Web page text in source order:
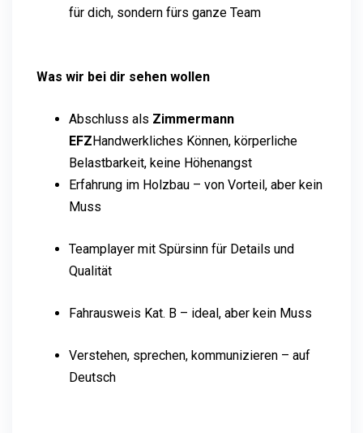
für dich, sondern fürs ganze Team
Was wir bei dir sehen wollen
Abschluss als Zimmermann
EFZHandwerkliches Können, körperliche
Belastbarkeit, keine Höhenangst
Erfahrung im Holzbau – von Vorteil, aber kein
Muss
Teamplayer mit Spürsinn für Details und
Qualität
Fahrausweis Kat. B – ideal, aber kein Muss
Verstehen, sprechen, kommunizieren – auf
Deutsch